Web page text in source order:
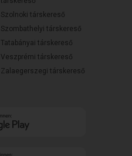
Szolnoki társkereső
Szombathelyi társkereső
Tatabányai társkereső
Veszprémi társkereső
Zalaegerszegi társkereső